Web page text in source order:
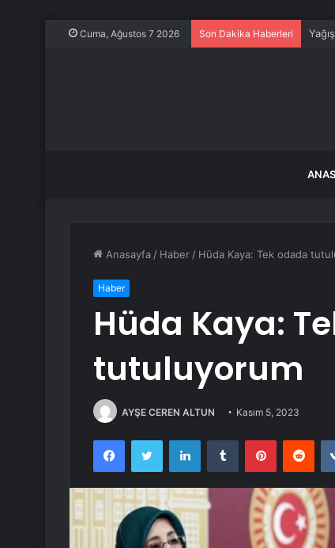
Cuma, Ağustos 7 2026 Son Dakika Haberleri
Anasayfa / Haber / Hüda Kaya: Tek odada
Haber
Hüda Kaya:
tutuluyorum
AYŞE CEREN ALTUN Kasım 5, 2023
FacebookTwitter LinkedInTumblr Pinterest